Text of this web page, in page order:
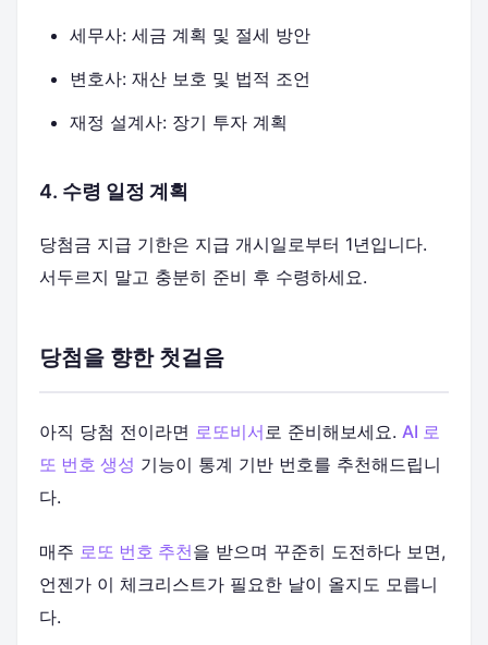
세무사: 세금 계획 및 절세 방안
변호사: 재산 보호 및 법적 조언
재정 설계사: 장기 투자 계획
4. 수령 일정 계획
당첨금 지급 기한은 지급 개시일로부터 1년입니다.
서두르지 말고 충분히 준비 후 수령하세요.
당첨을 향한 첫걸음
아직 당첨 전이라면 로또비서로 준비해보세요. AI 로
또 번호 생성 기능이 통계 기반 번호를 추천해드립니
다.
매주 로또 번호 추천을 받으며 꾸준히 도전하다 보면,
언젠가 이 체크리스트가 필요한 날이 올지도 모릅니
다.